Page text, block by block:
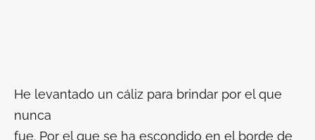
He levantado un cáliz para brindar por el que
nunca
fue. Por el que se ha escondido en el borde de